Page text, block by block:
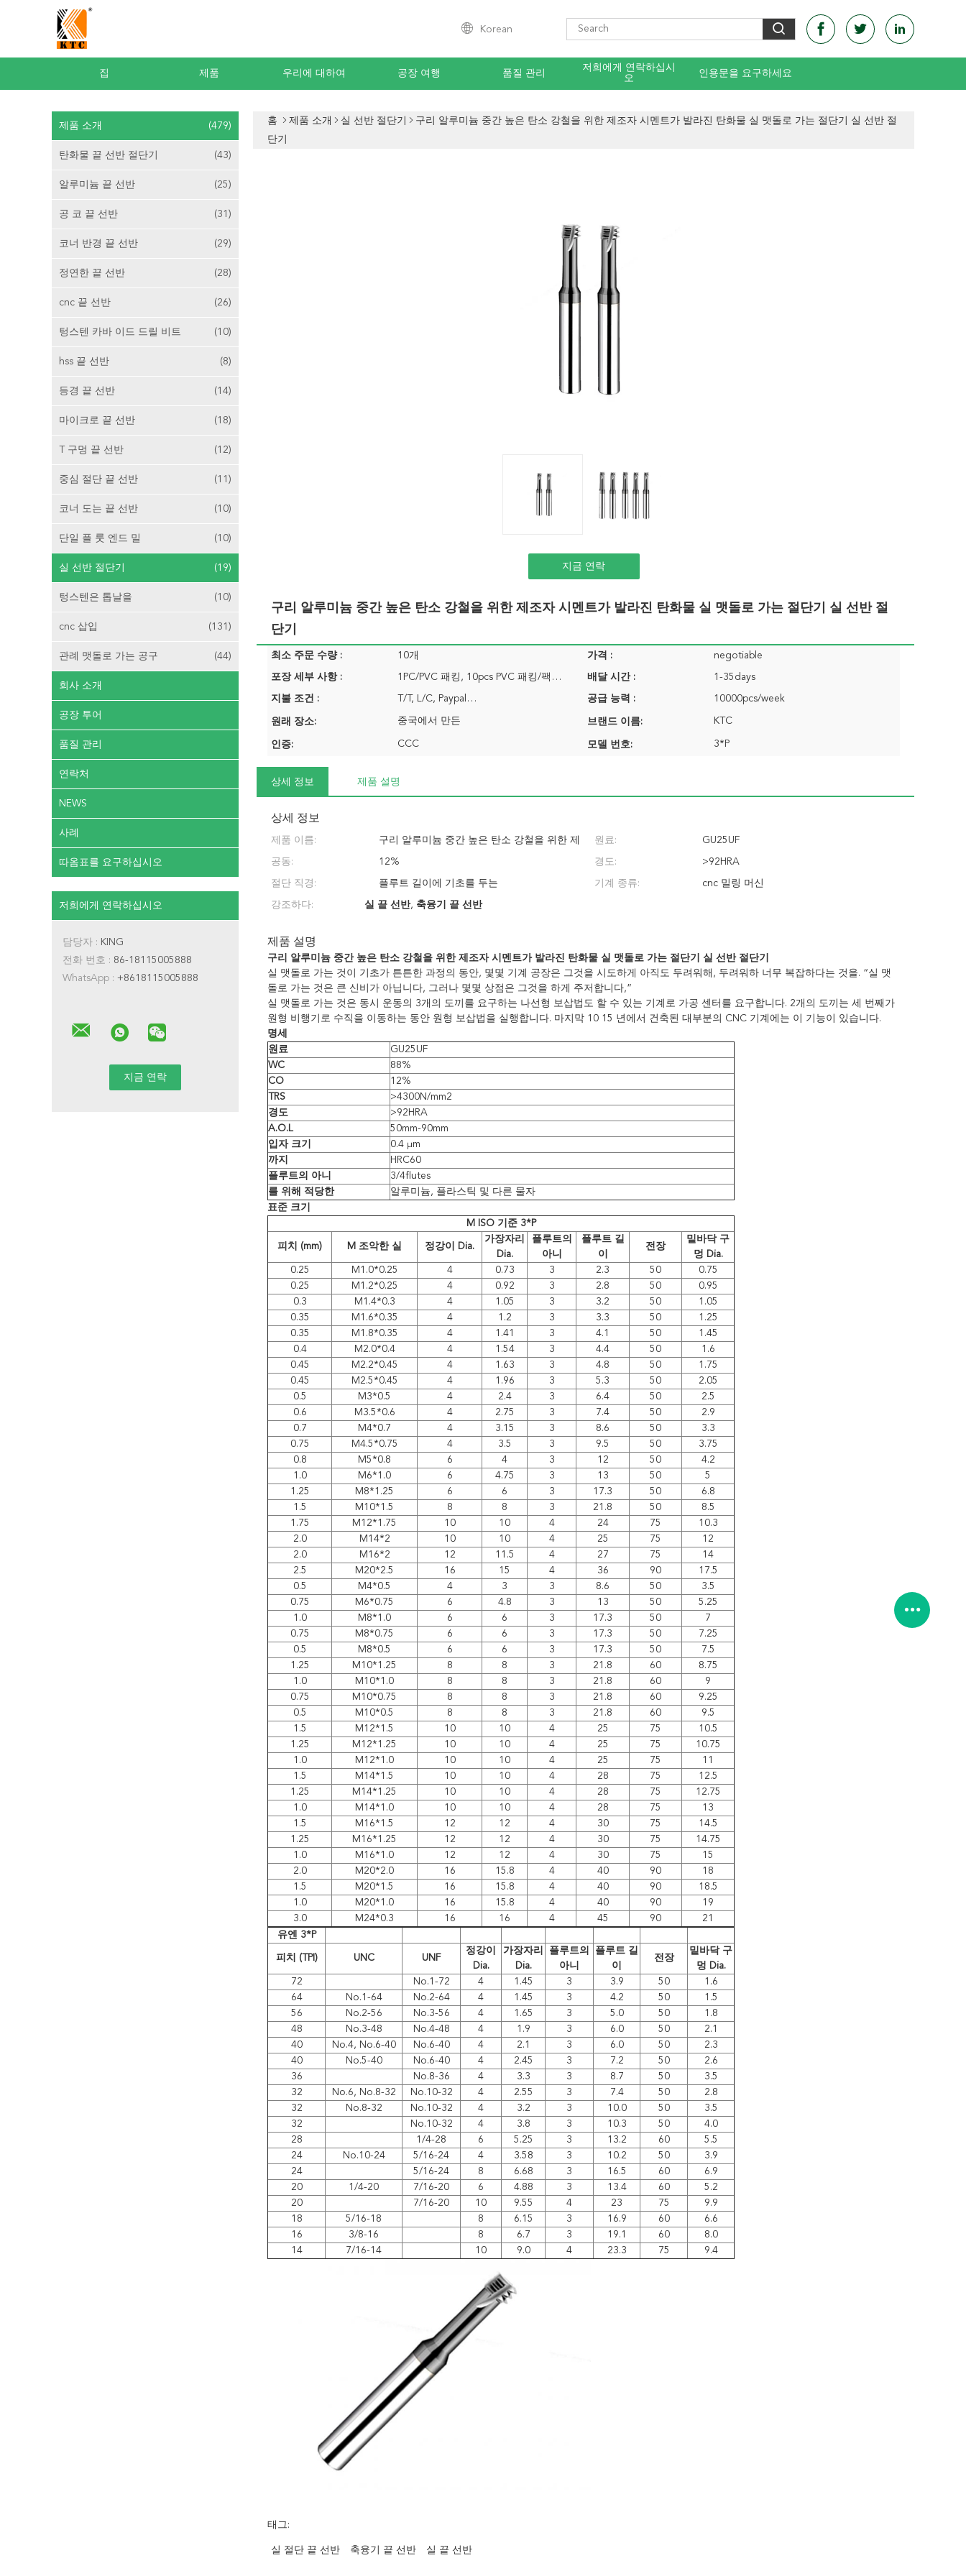
Korean
집 제품 우리에 대하여 공장 여행 품질 관리
저희에게 연락하십시
오
인용문을 요구하세요
제품 소개 (479)
탄화물 끝 선반 절단기 (43)
알루미늄 끝 선반 (25)
공 코 끝 선반 (31)
코너 반경 끝 선반 (29)
정연한 끝 선반 (28)
cnc 끝 선반 (26)
텅스텐 카바 이드 드릴 비트 (10)
hss 끝 선반 (8)
등경 끝 선반 (14)
마이크로 끝 선반 (18)
T 구멍 끝 선반 (12)
중심 절단 끝 선반 (11)
코너 도는 끝 선반 (10)
단일 플 룻 엔드 밀 (10)
실 선반 절단기 (19)
텅스텐은 톱날을 (10)
cnc 삽입 (131)
관례 맷돌로 가는 공구 (44)
회사 소개
공장 투어
품질 관리
연락처
NEWS
사례
따옴표를 요구하십시오
저희에게 연락하십시오
담당자 : KING
전화 번호 : 86-18115005888
WhatsApp : +8618115005888
홈 제품 소개 실 선반 절단기
구리 알루미늄 중간 높은 탄소 강철을 위한 제조자 시멘트가 발라진 탄화물 실 맷돌로 가는 절단기 실 선반 절
단기
지금 연락
구리 알루미늄 중간 높은 탄소 강철을 위한 제조자 시멘트가 발라진 탄화물 실 맷돌로 가는 절단기 실 선반 절
단기
최소 주문 수량 : 10개 가격 : negotiable
포장 세부 사항 : 1PC/PVC 패킹, 10pcs PVC 패킹/팩… 배달 시간 : 1-35days
지불 조건 : T/T, L/C, Paypal… 공급 능력 : 10000pcs/week
원래 장소: 중국에서 만든 브랜드 이름: KTC
인증: CCC 모델 번호: 3*P
상세 정보 제품 설명
상세 정보
제품 이름: 구리 알루미늄 중간 높은 탄소 강철을 위한 제
조자 시멘트가 발라진 탄화물 실 맷돌로 가는
절단기 실 선반 절단기
원료: GU25UF
공동: 12% 경도: >92HRA
절단 직경: 플루트 길이에 기초를 두는 기계 종류: cnc 밀링 머신
강조하다: 실 끝 선반, 축융기 끝 선반
제품 설명
구리 알루미늄 중간 높은 탄소 강철을 위한 제조자 시멘트가 발라진 탄화물 실 맷돌로 가는 절단기 실 선반 절단기
실 맷돌로 가는 것이 기초가 튼튼한 과정의 동안, 몇몇 기계 공장은 그것을 시도하게 아직도 두려워해, 두려워하 너무 복잡하다는 것을. “실 맷
돌로 가는 것은 큰 신비가 아닙니다, 그러나 몇몇 상점은 그것을 하게 주저합니다,”
실 맷돌로 가는 것은 동시 운동의 3개의 도끼를 요구하는 나선형 보삽법도 할 수 있는 기계로 가공 센터를 요구합니다. 2개의 도끼는 세 번째가
원형 비행기로 수직을 이동하는 동안 원형 보삽법을 실행합니다. 마지막 10 15 년에서 건축된 대부분의 CNC 기계에는 이 기능이 있습니다.
명세
원료
GU25UF
WC
88%
CO
12%
TRS
>4300N/mm2
경도
>92HRA
A.O.L
50mm-90mm
입자 크기
0.4 μm
까지
HRC60
플루트의 아니
3/4flutes
를 위해 적당한
알루미늄, 플라스틱 및 다른 물자
표준 크기
M ISO 기준 3*P
피치 (mm) M 조악한 실 정강이 Dia.
가장자리
Dia.
플루트의
아니
플루트 길
이
전장
밑바닥 구
멍 Dia.
0.25
M1.0*0.25 4 0.73 3 2.3 50
0.75
0.25
M1.2*0.25 4 0.92 3 2.8 50
0.95
0.3
M1.4*0.3 4 1.05 3 3.2 50
1.05
0.35
M1.6*0.35 4 1.2 3 3.3 50
1.25
0.35
M1.8*0.35 4 1.41 3 4.1 50
1.45
0.4
M2.0*0.4 4 1.54 3 4.4 50
1.6
0.45
M2.2*0.45 4 1.63 3 4.8 50
1.75
0.45
M2.5*0.45 4 1.96 3 5.3 50
2.05
0.5
M3*0.5 4 2.4 3 6.4 50
2.5
0.6
M3.5*0.6 4 2.75 3 7.4 50
2.9
0.7
M4*0.7 4 3.15 3 8.6 50
3.3
0.75
M4.5*0.75 4 3.5 3 9.5 50
3.75
0.8
M5*0.8 6 4 3 12 50
4.2
1.0
M6*1.0 6 4.75 3 13 50
5
1.25
M8*1.25 6 6 3 17.3 50
6.8
1.5
M10*1.5 8 8 3 21.8 50
8.5
1.75
M12*1.75 10 10 4 24 75
10.3
2.0
M14*2 10 10 4 25 75
12
2.0
M16*2 12 11.5 4 27 75
14
2.5
M20*2.5 16 15 4 36 90
17.5
0.5
M4*0.5 4 3 3 8.6 50
3.5
0.75
M6*0.75 6 4.8 3 13 50
5.25
1.0
M8*1.0 6 6 3 17.3 50
7
0.75
M8*0.75 6 6 3 17.3 50
7.25
0.5
M8*0.5 6 6 3 17.3 50
7.5
1.25
M10*1.25 8 8 3 21.8 60
8.75
1.0
M10*1.0 8 8 3 21.8 60
9
0.75
M10*0.75 8 8 3 21.8 60
9.25
0.5
M10*0.5 8 8 3 21.8 60
9.5
1.5
M12*1.5 10 10 4 25 75
10.5
1.25
M12*1.25 10 10 4 25 75
10.75
1.0
M12*1.0 10 10 4 25 75
11
1.5
M14*1.5 10 10 4 28 75
12.5
1.25
M14*1.25 10 10 4 28 75
12.75
1.0
M14*1.0 10 10 4 28 75
13
1.5
M16*1.5 12 12 4 30 75
14.5
1.25
M16*1.25 12 12 4 30 75
14.75
1.0
M16*1.0 12 12 4 30 75
15
2.0
M20*2.0 16 15.8 4 40 90
18
1.5
M20*1.5 16 15.8 4 40 90
18.5
1.0
M20*1.0 16 15.8 4 40 90
19
3.0
M24*0.3 16 16 4 45 90
21
유엔 3*P
피치 (TPI) UNC UNF
정강이
Dia.
가장자리
Dia.
플루트의
아니
플루트 길
이
전장
밑바닥 구
멍 Dia.
72
No.1-72 4 1.45 3 3.9 50
1.6
64
No.1-64 No.2-64 4 1.45 3 4.2 50
1.5
56
No.2-56 No.3-56 4 1.65 3 5.0 50
1.8
48
No.3-48 No.4-48 4 1.9 3 6.0 50
2.1
40
No.4, No.6-40 No.6-40 4 2.1 3 6.0 50
2.3
40
No.5-40 No.6-40 4 2.45 3 7.2 50
2.6
36
No.8-36 4 3.3 3 8.7 50
3.5
32
No.6, No.8-32 No.10-32 4 2.55 3 7.4 50
2.8
32
No.8-32 No.10-32 4 3.2 3 10.0 50
3.5
32
No.10-32 4 3.8 3 10.3 50
4.0
28
1/4-28 6 5.25 3 13.2 60
5.5
24
No.10-24 5/16-24 4 3.58 3 10.2 50
3.9
24
5/16-24 8 6.68 3 16.5 60
6.9
20
1/4-20 7/16-20 6 4.88 3 13.4 60
5.2
20
7/16-20 10 9.55 4 23 75
9.9
18
5/16-18 8 6.15 3 16.9 60
6.6
16
3/8-16 8 6.7 3 19.1 60
8.0
14
7/16-14 10 9.0 4 23.3 75 9.4
태그:
실 절단 끝 선반 축융기 끝 선반 실 끝 선반